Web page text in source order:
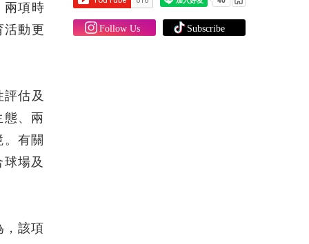
兩項時
活動更
估及
、兩
有關
場及
，該項